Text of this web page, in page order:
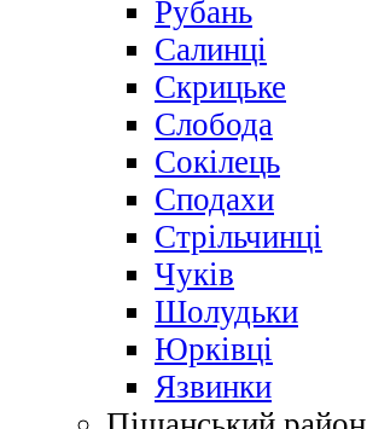
Рубань
Салинці
Скрицьке
Слобода
Сокілець
Сподахи
Стрільчинці
Чуків
Шолудьки
Юрківці
Язвинки